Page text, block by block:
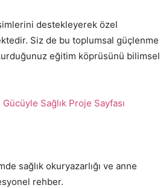
destekleyerek özel
Siz de bu toplumsal güçlenme
eğitim köprüsünü bilimsel
Sağlık Proje Sayfası
sağlık okuryazarlığı ve anne
rehber.